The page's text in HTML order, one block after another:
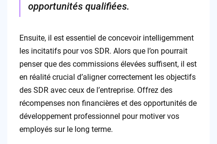
opportunités qualifiées.
Ensuite, il est essentiel de concevoir intelligemment
les incitatifs pour vos SDR. Alors que l’on pourrait
penser que des commissions élevées suffisent, il est
en réalité crucial d’aligner correctement les objectifs
des SDR avec ceux de l’entreprise. Offrez des
récompenses non financières et des opportunités de
développement professionnel pour motiver vos
employés sur le long terme.